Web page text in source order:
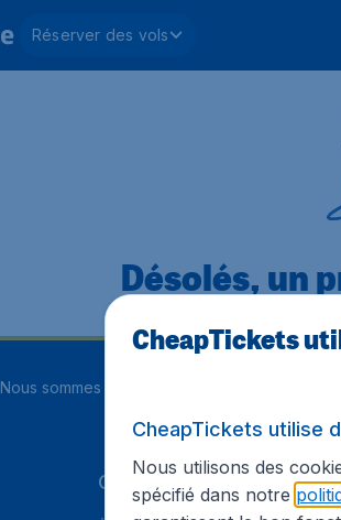
Réserver des vols
Désolés, un
Nous sommes notés
CheapTickets.be
CheapTickets
CheapTickets utilise
Nous utilisons des
spécifié dans notre